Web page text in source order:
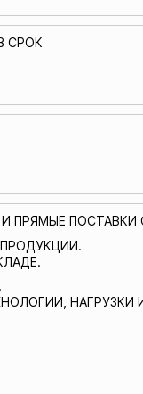
СРОК
ПРЯМЫЕ
НАГРУЗКИ